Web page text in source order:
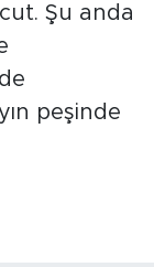
Şu anda
peşinde